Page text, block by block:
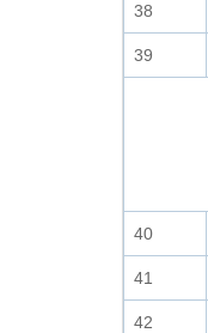
38
39
40
41
42